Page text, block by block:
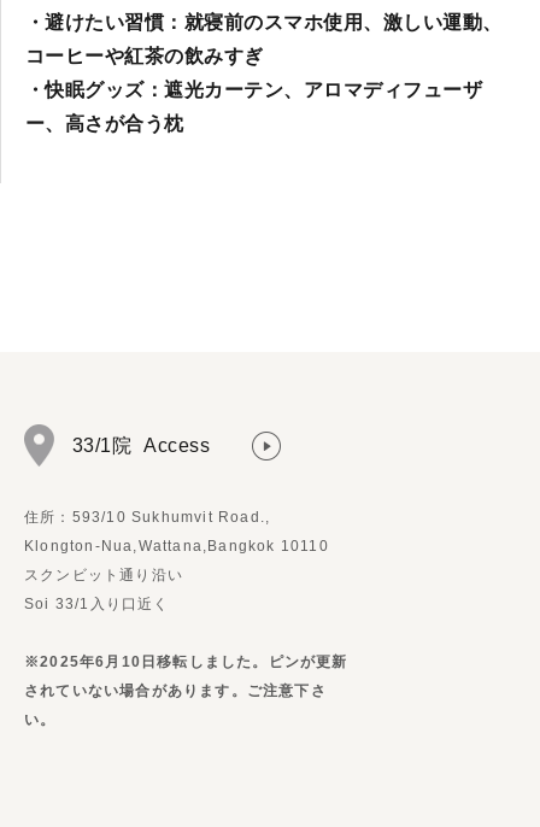
・避けたい習慣：就寝前のスマホ使用、激しい運動、
コーヒーや紅茶の飲みすぎ
・快眠グッズ：遮光カーテン、アロマディフューザ
ー、高さが合う枕
33/1院 Access
住所：593/10 Sukhumvit Road.,
Klongton-Nua,Wattana,Bangkok 10110
スクンビット通り沿い
Soi 33/1入り口近く
※2025年6月10日移転しました。ピンが更新
されていない場合があります。ご注意下さ
い。